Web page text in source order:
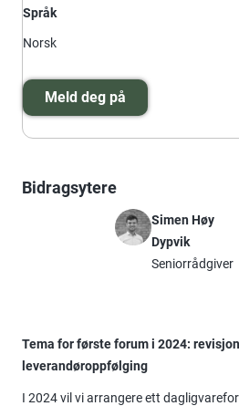
Språk
Norsk
Meld deg på
Bidragsytere
Simen Høy
Dypvik
Seniorrådgiver
Tema for første forum i 2024:
leverandøroppfølging
I 2024 vil vi arrangere ett